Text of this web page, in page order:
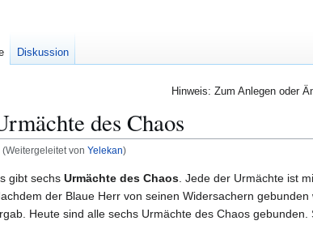
Hinweis: Zum Anlegen oder
des Chaos
(Weitergeleitet von Yelekan)
gibt sechs Urmächte des Chaos. Jede der Urmächte ist
der Blaue Herr von seinen Widersachern
Heute sind alle sechs Urmächte des Chaos gebunden.
Diskussion